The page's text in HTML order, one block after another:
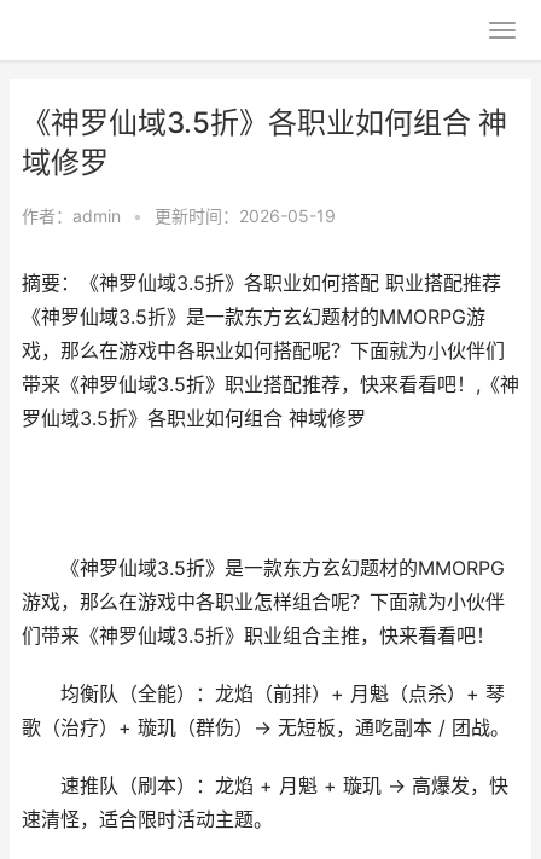
《神罗仙域3.5折》各职业如何组合 神
域修罗
作者： admin • 更新时间：2026-05-19
摘要：《神罗仙域3.5折》各职业如何搭配 职业搭配推荐
《神罗仙域3.5折》是一款东方玄幻题材的MMORPG游
戏，那么在游戏中各职业如何搭配呢？下面就为小伙伴们
带来《神罗仙域3.5折》职业搭配推荐，快来看看吧！,《神
罗仙域3.5折》各职业如何组合 神域修罗
《神罗仙域3.5折》是一款东方玄幻题材的MMORPG
游戏，那么在游戏中各职业怎样组合呢？下面就为小伙伴
们带来《神罗仙域3.5折》职业组合主推，快来看看吧！
均衡队（全能）：龙焰（前排）+ 月魁（点杀）+ 琴
歌（治疗）+ 璇玑（群伤）→ 无短板，通吃副本 / 团战。
速推队（刷本）：龙焰 + 月魁 + 璇玑 → 高爆发，快
速清怪，适合限时活动主题。